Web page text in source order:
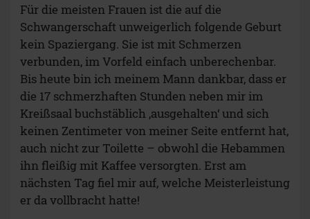
Für die meisten Frauen ist die auf die
Schwangerschaft unweigerlich folgende Geburt
kein Spaziergang. Sie ist mit Schmerzen
verbunden, im Vorfeld einfach unberechenbar.
Bis heute bin ich meinem Mann dankbar, dass er
die 17 schmerzhaften Stunden neben mir im
Kreißsaal buchstäblich ‚ausgehalten‘ und sich
keinen Zentimeter von meiner Seite entfernt hat,
auch nicht zur Toilette – obwohl die Hebammen
ihn fleißig mit Kaffee versorgten. Erst am
nächsten Tag fiel mir auf, welche Meisterleistung
er da vollbracht hatte!